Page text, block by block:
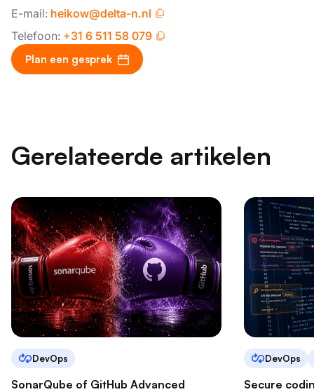
E-mail: heikow@delta-n.nl
Telefoon: +31 6 511 58 079
Plan een gesprek
Gerelateerde artikelen
DevOps
SonarQube of GitHub Advanced
DevOps
Secure
DETAILS WEERGEVEN